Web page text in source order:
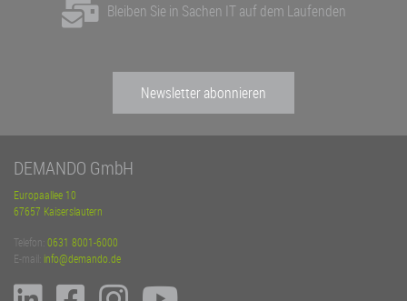
Bleiben Sie in Sachen IT auf dem Laufenden
Newsletter abonnieren
DEMANDO GmbH
Europaallee 10
67657 Kaiserslautern
Telefon: 0631 8001-6000
E-mail: info@demando.de